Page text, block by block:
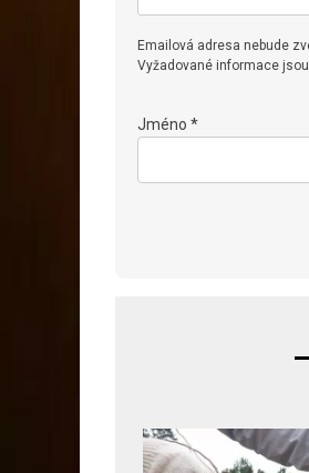
Emailová adresa nebude
Vyžadované informace
Jméno *